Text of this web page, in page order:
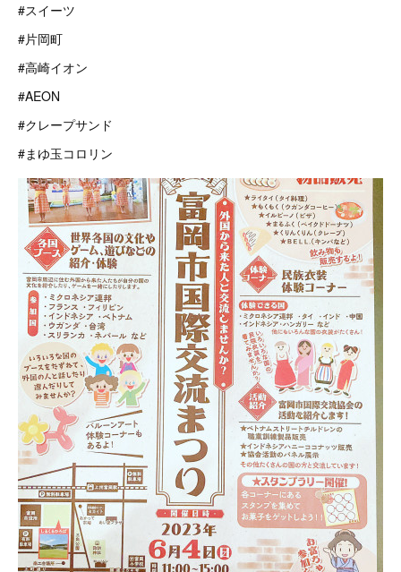
#スイーツ
#片岡町
#高崎イオン
#AEON
#クレープサンド
#まゆ玉コロリン